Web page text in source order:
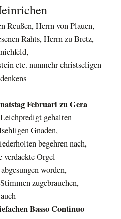
Reußen, Herrn von Plauen,
Rahts, Herrn zu Bretz,
etc. nunmehr christseligen
Februari zu Gera
gehalten
Gnaden,
begehren nach,
Orgel
worden,
zugebrauchen,
auch
Basso Continuo